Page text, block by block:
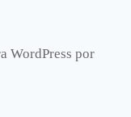
WordPress por